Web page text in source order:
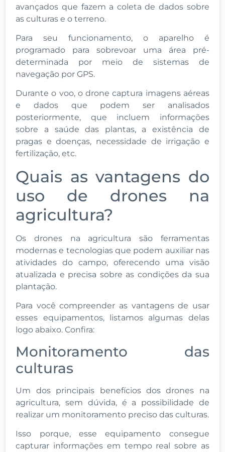
avançados que fazem a coleta de dados sobre
as culturas e o terreno.
Para seu funcionamento, o aparelho é
programado para sobrevoar uma área pré-
determinada por meio de sistemas de
navegação por GPS.
Durante o voo, o drone captura imagens aéreas
e dados que podem ser analisados
posteriormente, que incluem informações
sobre a saúde das plantas, a existência de
pragas e doenças, necessidade de irrigação e
fertilização, etc.
Quais as vantagens do
uso de drones na
agricultura?
Os drones na agricultura são ferramentas
modernas e tecnologias que podem auxiliar nas
atividades do campo, oferecendo uma visão
atualizada e precisa sobre as condições da sua
plantação.
Para você compreender as vantagens de usar
esses equipamentos, listamos algumas delas
logo abaixo. Confira:
Monitoramento das
culturas
Um dos principais benefícios dos drones na
agricultura, sem dúvida, é a possibilidade de
realizar um monitoramento preciso das culturas.
Isso porque, esse equipamento consegue
capturar informações em tempo real sobre as